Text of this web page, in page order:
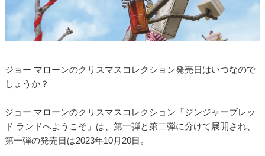
ジョー マローンのクリスマスコレクション発売日はいつなので
しょうか？
ジョー マローンのクリスマスコレクション「ジンジャーブレッ
ド ランドへようこそ」は、第一弾と第二弾に分けて展開され、
第一弾の発売日は2023年10月20日。